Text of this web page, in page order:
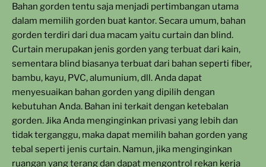
Bahan gorden tentu saja menjadi pertimbangan utama
dalam memilih gorden buat kantor. Secara umum, bahan
gorden terdiri dari dua macam yaitu curtain dan blind.
Curtain merupakan jenis gorden yang terbuat dari kain,
sementara blind biasanya terbuat dari bahan seperti fiber,
bambu, kayu, PVC, alumunium, dll. Anda dapat
menyesuaikan bahan gorden yang dipilih dengan
kebutuhan Anda. Bahan ini terkait dengan ketebalan
gorden. Jika Anda menginginkan privasi yang lebih dan
tidak terganggu, maka dapat memilih bahan gorden yang
tebal seperti jenis curtain. Namun, jika menginginkan
ruangan yang terang dan dapat mengontrol rekan kerja